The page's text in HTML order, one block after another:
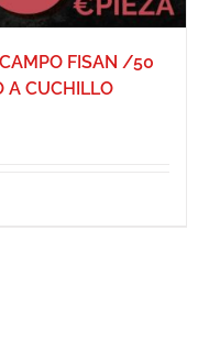
FISAN /50
A CUCHILLO